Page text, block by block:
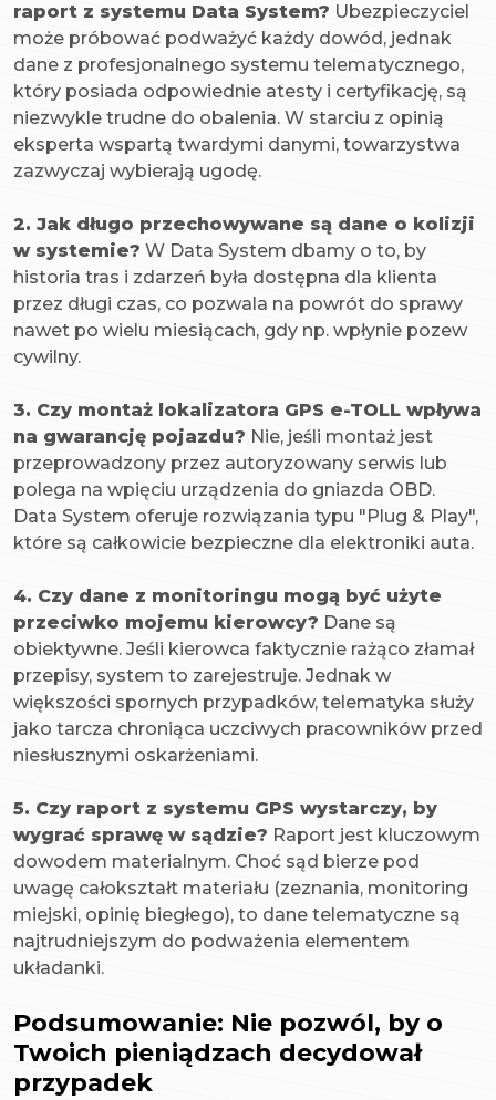
raport z systemu Data System? Ubezpieczyciel
może próbować podważyć każdy dowód, jednak
dane z profesjonalnego systemu telematycznego,
który posiada odpowiednie atesty i certyfikację, są
niezwykle trudne do obalenia. W starciu z opinią
eksperta wspartą twardymi danymi, towarzystwa
zazwyczaj wybierają ugodę.
2. Jak długo przechowywane są dane o kolizji
w systemie? W Data System dbamy o to, by
historia tras i zdarzeń była dostępna dla klienta
przez długi czas, co pozwala na powrót do sprawy
nawet po wielu miesiącach, gdy np. wpłynie pozew
cywilny.
3. Czy montaż lokalizatora GPS e-TOLL wpływa
na gwarancję pojazdu? Nie, jeśli montaż jest
przeprowadzony przez autoryzowany serwis lub
polega na wpięciu urządzenia do gniazda OBD.
Data System oferuje rozwiązania typu "Plug & Play",
które są całkowicie bezpieczne dla elektroniki auta.
4. Czy dane z monitoringu mogą być użyte
przeciwko mojemu kierowcy? Dane są
obiektywne. Jeśli kierowca faktycznie rażąco złamał
przepisy, system to zarejestruje. Jednak w
większości spornych przypadków, telematyka służy
jako tarcza chroniąca uczciwych pracowników przed
niesłusznymi oskarżeniami.
5. Czy raport z systemu GPS wystarczy, by
wygrać sprawę w sądzie? Raport jest kluczowym
dowodem materialnym. Choć sąd bierze pod
uwagę całokształt materiału (zeznania, monitoring
miejski, opinię biegłego), to dane telematyczne są
najtrudniejszym do podważenia elementem
układanki.
Podsumowanie: Nie pozwól, by o
Twoich pieniądzach decydował
przypadek